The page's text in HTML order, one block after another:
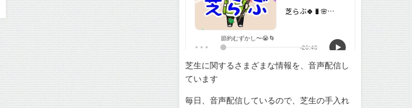
芝生に関するさまざまな情報を、音声配信し
ています
毎日、音声配信しているので、芝生の手入れ